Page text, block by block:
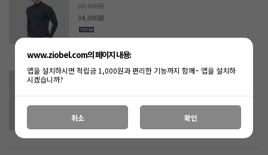
38,000원
34,000원
모크넥 쿨 티셔츠[만다라 스킨]
34,000원
340원 적립
www.ziobel.com의 페이지 내용:
앱을 설치하시면 적립금 1,000원과 편리한 기능까지 함께~ 앱을 설치하
시겠습니까?
취소 확인